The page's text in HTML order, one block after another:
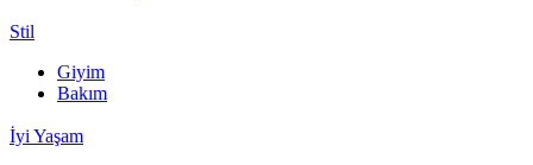
Stil
Giyim
Bakım
İyi Yaşam